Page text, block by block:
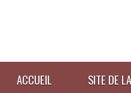
ACCUEIL SITE DE